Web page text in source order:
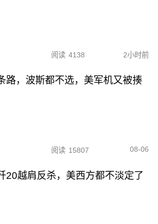
阅读 4138 2小时前
路，波斯都不选，美军机又被揍
阅读 15807 08-06
20越肩反杀，美西方都不淡定了